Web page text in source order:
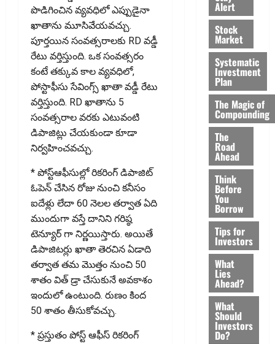
పొడిగించిన వ్యవధిలో ఎప్పుడైనా
ఖాతాను మూసివేయవచ్చు.
పూర్తయిన సంవత్సరాలకు RD వడ్డీ
రేటు వర్తిస్తుంది. ఒక సంవత్సరం
కంటే తక్కువ కాల వ్యవధిలో,
పోస్టాఫీసు సేవింగ్స్ ఖాతా వడ్డీ రేటు
వర్తిస్తుంది. RD ఖాతాను 5
సంవత్సరాల వరకు ఎటువంటి
డిపాజిట్లు చేయకుండా కూడా
నిర్వహించవచ్చు.
* పోస్ట్ఆఫీసుల్లో రికరింగ్ డిపాజిట్
ఓపెన్ చేసిన రోజు నుంచి కనీసం
ఐదేళ్లు లేదా 60 నెలల తర్వాత ఏది
ముందుగా వస్తే దానిని గరిష్ఠ
టెన్యూర్ గా నిర్ణయిస్తారు. అయితే
డిపాజిటర్లు ఖాతా తెరచిన ఏడాది
తర్వాత తమ మొత్తం నుంచి 50
శాతం విత్ డ్రా చేసుకునే అవకాశం
ఇందులో ఉంటుంది. రుణం కింద
50 శాతం తీసుకోవచ్చు.
* ప్రస్తుతం పోస్ట్‌ ఆఫీస్‌ రికరింగ్‌
Alert
Stock
Market
Systematic
Investment
Plan
The Magic of
Compounding
The
Road
Ahead
Think
Before
You
Borrow
Tips for
Investors
What
Lies
Ahead?
What
Should
Investors
Do?